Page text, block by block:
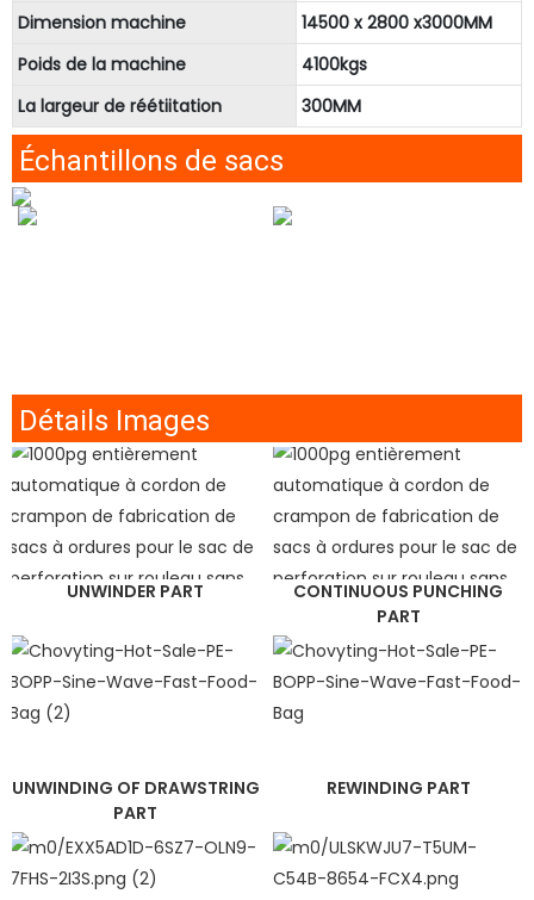
Dimension machine
14500 x 2800 x3000MM
Poids de la machine
4100kgs
La largeur de réétiitation
300MM
Échantillons de sacs
Détails Images
UNWINDER PART
CONTINUOUS PUNCHING
PART
UNWINDING OF DRAWSTRING
PART
REWINDING PART